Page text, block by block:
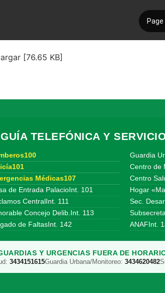
[76.65 KB]
TELEFÓNICA Y
Médicas107
de Entrada PalacioInt. 101
CentralInt. 111
Concejo Delib.Int. 113
de FaltasInt. 142
Guardia
Centro de
Centro
Hogar
Sec.
ANAFInt.
Y URGENCIAS FUERA DE
3434151615Guardia Urbana/Monitoreo: 3434620482